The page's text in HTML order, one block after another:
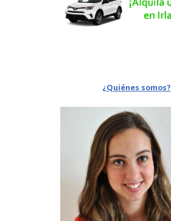
¿Quiénes somos?